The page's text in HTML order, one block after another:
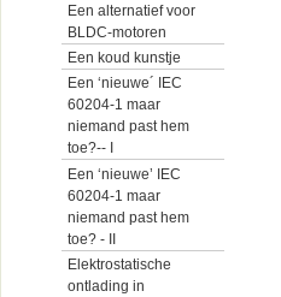
Een alternatief voor
BLDC-motoren
Een koud kunstje
Een ‘nieuwe´ IEC
60204-1 maar
niemand past hem
toe?-- I
Een ‘nieuwe’ IEC
60204-1 maar
niemand past hem
toe? - II
Elektrostatische
ontlading in